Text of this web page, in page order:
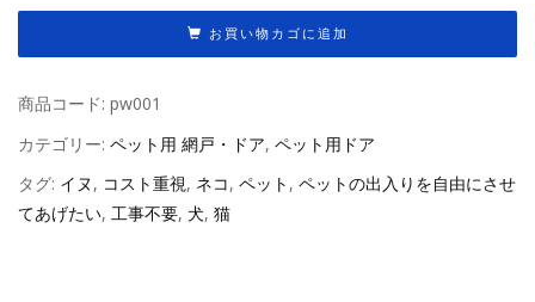
な
ン・
ン・
ド
お買い物カゴに追加
商品コード: pw001
カテゴリー: ペット用 網戸・ドア, ペット用ドア
タグ: イヌ , コスト重視, ネコ, ペット , ペットの出入りを自由にさせ
てあげたい, 工事不要, 犬, 猫